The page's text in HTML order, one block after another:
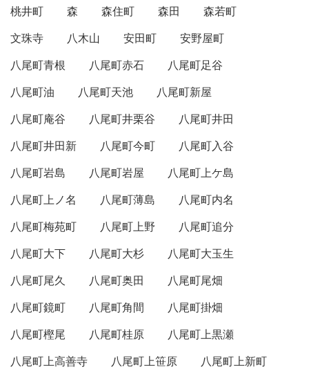
桃井町 森 森住町 森田
森若町
文珠寺
八木山 安田町
安野屋町
八尾町青根
八尾町赤石
八尾町足谷
八尾町油
八尾町天池
八尾町新屋
八尾町庵谷
八尾町井栗谷
八尾町井田
八尾町井田新
八尾町今町
八尾町入谷
八尾町岩島
八尾町岩屋
八尾町上ケ島
八尾町上ノ名
八尾町薄島
八尾町内名
八尾町梅苑町
八尾町上野
八尾町追分
八尾町大下
八尾町大杉
八尾町大玉生
八尾町尾久
八尾町奥田
八尾町尾畑
八尾町鏡町
八尾町角間
八尾町掛畑
八尾町樫尾
八尾町桂原
八尾町上黒瀬
八尾町上高善寺
八尾町上笹原
八尾町上新町